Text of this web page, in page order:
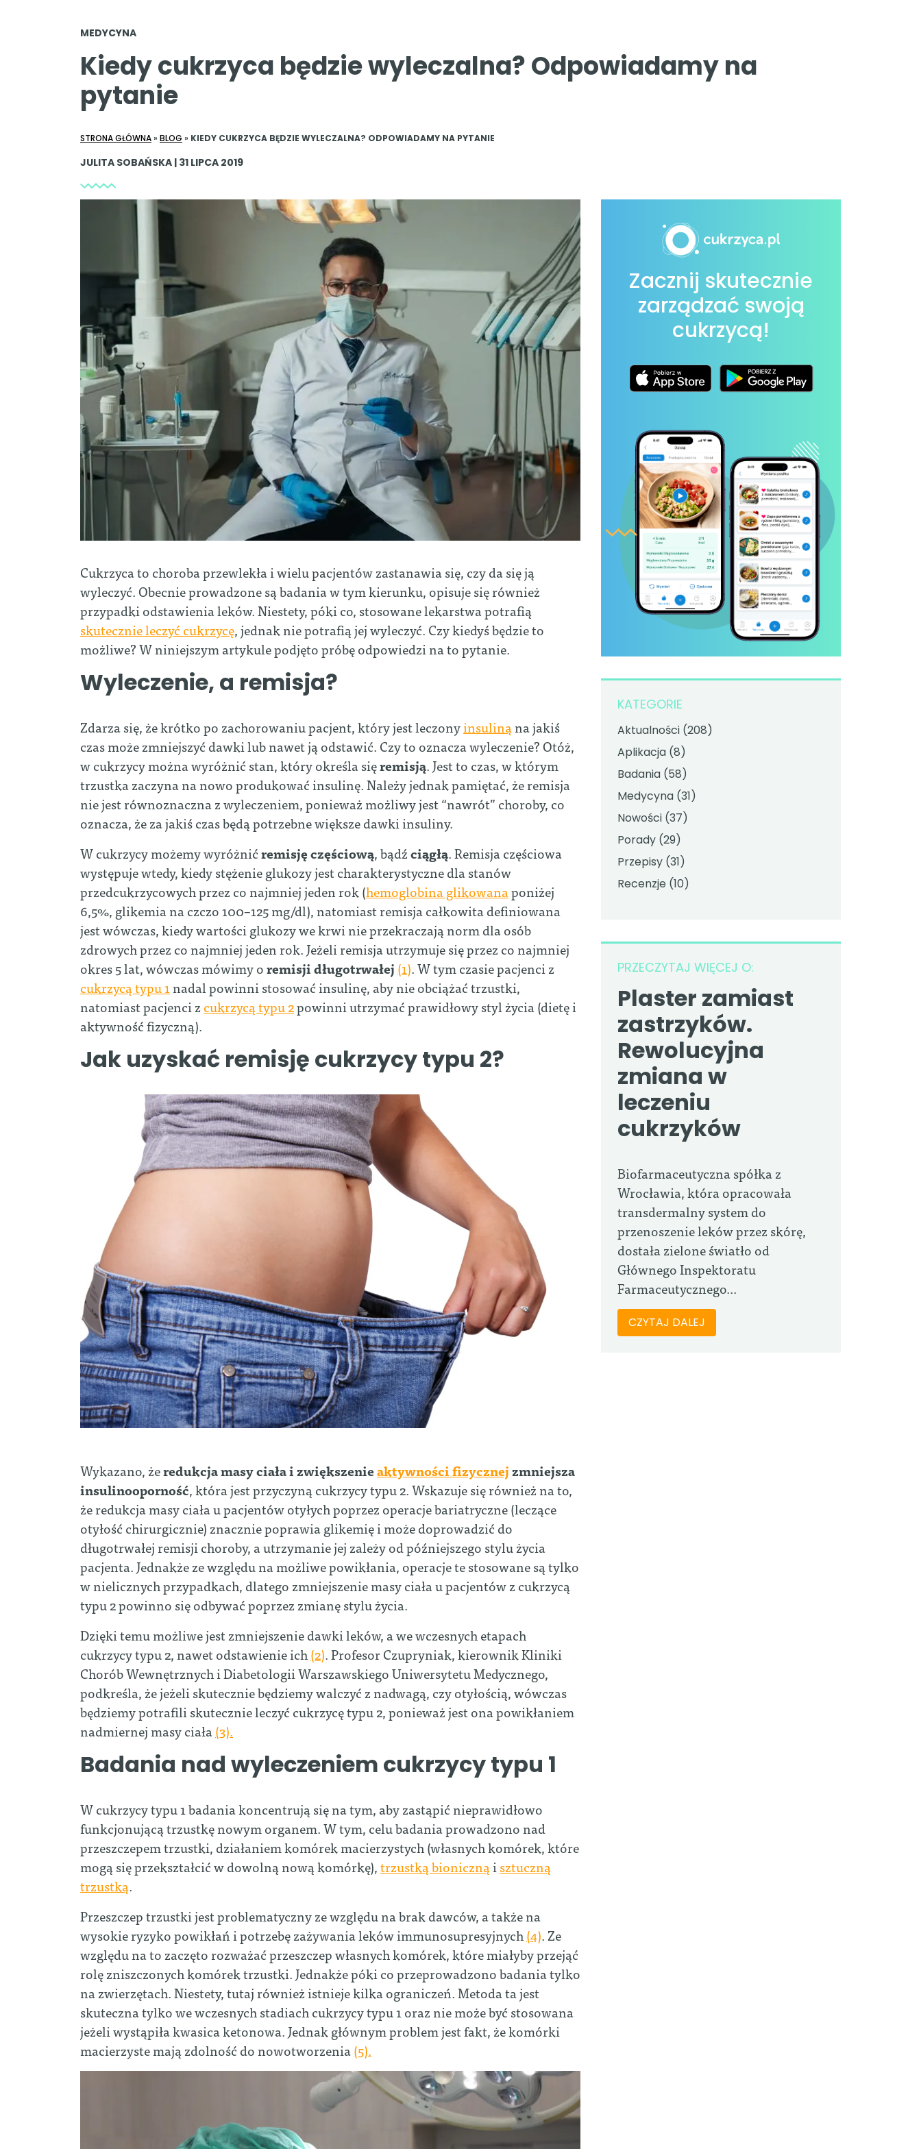
MEDYCYNA
Kiedy cukrzyca będzie wyleczalna? Odpowiadamy na
pytanie
STRONA GŁÓWNA» BLOG » KIEDY CUKRZYCA BĘDZIE WYLECZALNA? ODPOWIADAMY NA PYTANIE
JULITA SOBAŃSKA | 31 LIPCA 2019
Cukrzyca to choroba przewlekła i wielu pacjentów zastanawia się, czy da się ją
wyleczyć. Obecnie prowadzone są badania w tym kierunku, opisuje się również
przypadki odstawienia leków. Niestety, póki co, stosowane lekarstwa potrafią
skutecznie leczyć cukrzycę, jednak nie potrafią jej wyleczyć. Czy kiedyś będzie to
możliwe? W niniejszym artykule podjęto próbę odpowiedzi na to pytanie.
Wyleczenie, a remisja?
Zdarza się, że krótko po zachorowaniu pacjent, który jest leczonyinsulinąna jakiś
czas może zmniejszyć dawki lub nawet ją odstawić. Czy to oznacza wyleczenie? Otóż,
w cukrzycy można wyróżnić stan, który określa sięremisją. Jest to czas, w którym
trzustka zaczyna na nowo produkować insulinę. Należy jednak pamiętać, że remisja
nie jest równoznaczna z wyleczeniem, ponieważ możliwy jest “nawrót” choroby, co
oznacza, że za jakiś czas będą potrzebne większe dawki insuliny.
W cukrzycy możemy wyróżnićremisję częściową, bądźciągłą. Remisja częściowa
występuje wtedy, kiedy stężenie glukozy jest charakterystyczne dla stanów
przedcukrzycowych przez co najmniej jeden rok (hemoglobina glikowanaponiżej
6,5%, glikemia na czczo 100–125 mg/dl), natomiast remisja całkowita definiowana
jest wówczas, kiedy wartości glukozy we krwi nie przekraczają norm dla osób
zdrowych przez co najmniej jeden rok. Jeżeli remisja utrzymuje się przez co najmniej
okres 5 lat, wówczas mówimy oremisji długotrwałej(1). W tym czasie pacjenci z
cukrzycą typu 1nadal powinni stosować insulinę, aby nie obciążać trzustki,
natomiast pacjenci zcukrzycą typu 2powinni utrzymać prawidłowy styl życia (dietę i
aktywność fizyczną).
Jak uzyskać remisję cukrzycy typu 2?
Wykazano, żeredukcja masy ciała i zwiększenieaktywności fizycznejzmniejsza
insulinooporność, która jest przyczyną cukrzycy typu 2. Wskazuje się również na to,
że redukcja masy ciała u pacjentów otyłych poprzez operacje bariatryczne (leczące
otyłość chirurgicznie) znacznie poprawia glikemię i może doprowadzić do
długotrwałej remisji choroby, a utrzymanie jej zależy od późniejszego stylu życia
pacjenta. Jednakże ze względu na możliwe powikłania, operacje te stosowane są tylko
w nielicznych przypadkach, dlatego zmniejszenie masy ciała u pacjentów z cukrzycą
typu 2 powinno się odbywać poprzez zmianę stylu życia.
Dzięki temu możliwe jest zmniejszenie dawki leków, a we wczesnych etapach
cukrzycy typu 2, nawet odstawienie ich(2). Profesor Czupryniak, kierownik Kliniki
Chorób Wewnętrznych i Diabetologii Warszawskiego Uniwersytetu Medycznego,
podkreśla, że jeżeli skutecznie będziemy walczyć z nadwagą, czy otyłością, wówczas
będziemy potrafili skutecznie leczyć cukrzycę typu 2, ponieważ jest ona powikłaniem
nadmiernej masy ciała(3).
Badania nad wyleczeniem cukrzycy typu 1
W cukrzycy typu 1 badania koncentrują się na tym, aby zastąpić nieprawidłowo
funkcjonującą trzustkę nowym organem. W tym, celu badania prowadzono nad
przeszczepem trzustki, działaniem komórek macierzystych (własnych komórek, które
mogą się przekształcić w dowolną nową komórkę),trzustką bionicznąisztuczną
trzustką.
Przeszczep trzustki jest problematyczny ze względu na brak dawców, a także na
wysokie ryzyko powikłań i potrzebę zażywania leków immunosupresyjnych(4). Ze
względu na to zaczęto rozważać przeszczep własnych komórek, które miałyby przejąć
rolę zniszczonych komórek trzustki. Jednakże póki co przeprowadzono badania tylko
na zwierzętach. Niestety, tutaj również istnieje kilka ograniczeń. Metoda ta jest
skuteczna tylko we wczesnych stadiach cukrzycy typu 1 oraz nie może być stosowana
jeżeli wystąpiła kwasica ketonowa. Jednak głównym problem jest fakt, że komórki
macierzyste mają zdolność do nowotworzenia(5).
Zacznij skutecznie
zarządzać swoją
cukrzycą!
KATEGORIE
Aktualności (208)
Aplikacja (8)
Badania (58)
Medycyna (31)
Nowości (37)
Porady (29)
Przepisy (31)
Recenzje (10)
PRZECZYTAJ WIĘCEJ O:
Plaster zamiast
zastrzyków.
Rewolucyjna
zmiana w
leczeniu
cukrzyków
Biofarmaceutyczna spółka z
Wrocławia, która opracowała
transdermalny system do
przenoszenie leków przez skórę,
dostała zielone światło od
Głównego Inspektoratu
Farmaceutycznego...
CZYTAJ DALEJ